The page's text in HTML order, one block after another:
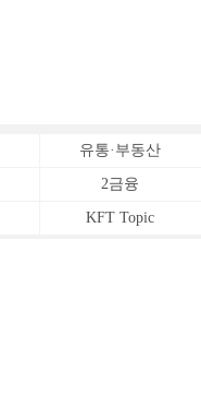
유통·부동산
2금융
KFT Topic